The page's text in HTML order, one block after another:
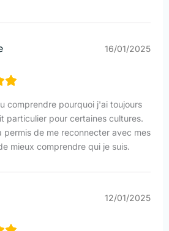
16/01/2025
comprendre pourquoi j'ai toujours
particulier pour certaines cultures.
permis de me reconnecter avec mes
mieux comprendre qui je suis.
12/01/2025